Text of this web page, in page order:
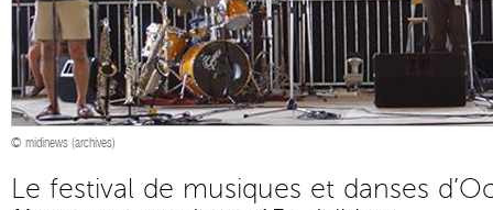
© midinews (archives)
Le festival de musiques et danses